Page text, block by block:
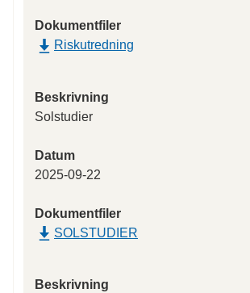
Dokumentfiler
Riskutredning
Beskrivning
Solstudier
Datum
2025-09-22
Dokumentfiler
SOLSTUDIER
Beskrivning